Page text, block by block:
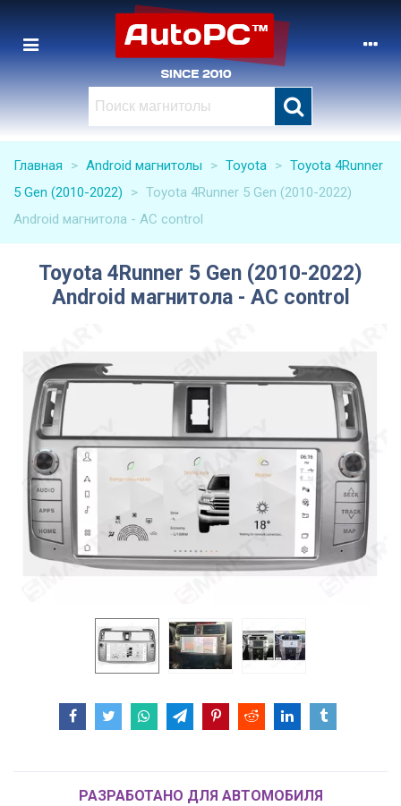
Главная > Android магнитолы > Toyota > Toyota 4Runner
5 Gen (2010-2022)
> Toyota 4Runner 5 Gen (2010-2022)
Android магнитола - AC control
Toyota 4Runner 5 Gen (2010-2022)
Android магнитола - AC control
РАЗРАБОТАНО ДЛЯ АВТОМОБИЛЯ